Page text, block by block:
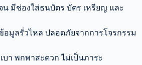
น มีช่องใส่ธนบัตร บัตร เหรียญ และ
อมูลรั่วไหล ปลอดภัยจากการโจรกรรม
า พกพาสะดวก ไม่เป็นภาระ